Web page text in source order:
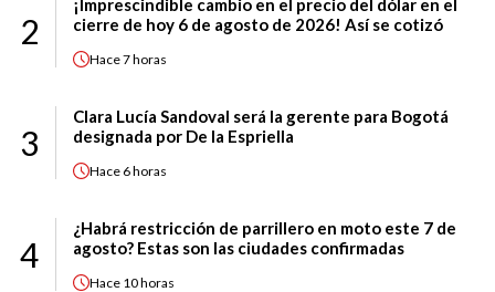
2
¡Imprescindible cambio en el precio del dólar en el
cierre de hoy 6 de agosto de 2026! Así se cotizó
Hace7 horas
3
Clara Lucía Sandoval será la gerente para Bogotá
designada por De la Espriella
Hace 6 horas
4
¿Habrá restricción de parrillero en moto este 7 de
agosto? Estas son las ciudades confirmadas
Hace 10 horas